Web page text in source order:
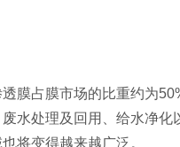
占膜市场的比重约为
水处理及回用、给水净
将变得越来越广泛。